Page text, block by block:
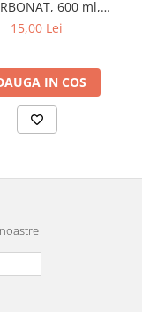
600 ml,
Chante Clair
15,00 Lei
IN COS